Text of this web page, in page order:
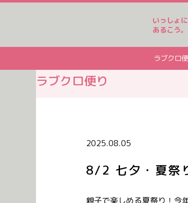
いっしょに
あるこう。
ラブクロ
ラブクロ便り
2025.08.05
8/2 七夕・夏祭
親子で楽しめる夏祭り！今